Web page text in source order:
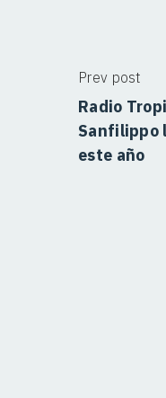
Prev post
Radio
Sanfilippo
este año